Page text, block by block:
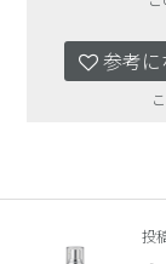
参考
投